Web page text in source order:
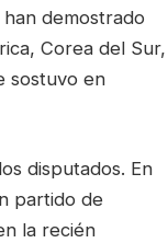
demostrado
Corea del Sur,
sostuvo en
disputados. En
partido de
la recién